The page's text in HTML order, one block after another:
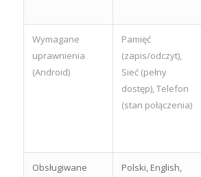
Wymagane
uprawnienia
(Android)
Pamięć
(zapis/odczyt),
Sieć (pełny
dostęp), Telefon
(stan połączenia)
Obsługiwane
Polski, English,